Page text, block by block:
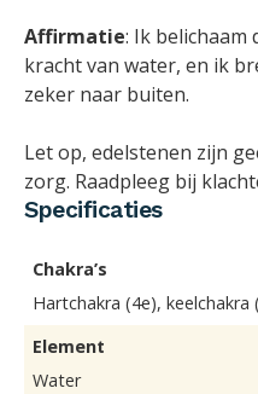
Affirmatie: Ik belichaam
kracht van water, en ik
zeker naar buiten.
Let op, edelstenen zijn
zorg. Raadpleeg bij
Specificaties
Chakra’s
Hartchakra (4e), keelchakra
Element
Water